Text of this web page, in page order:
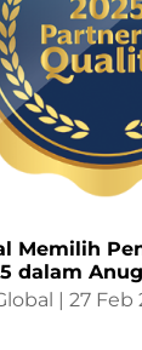
Memilih
dalam
| 27 Feb